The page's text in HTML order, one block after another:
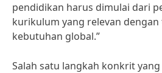
pendidikan harus dimulai dari
kurikulum yang relevan
kebutuhan global.”
Salah satu langkah konkrit